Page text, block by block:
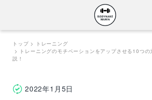
Skipトップ
トレーニング
トレーニングのモチベーションをアップさせる10つ
説！
2022年1月5日